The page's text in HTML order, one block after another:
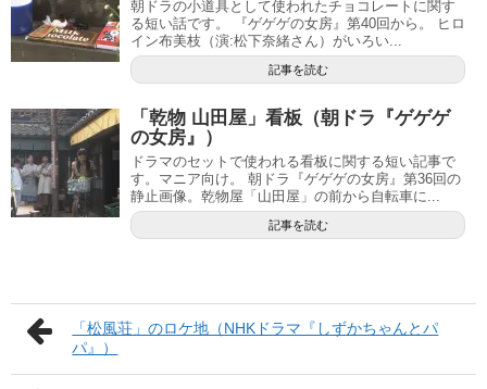
朝ドラの小道具として使われたチョコレートに関す
る短い話です。 『ゲゲゲの女房』第40回から。 ヒロ
イン布美枝（演:松下奈緒さん）がいろい...
記事を読む
「乾物 山田屋」看板（朝ドラ『ゲゲゲ
の女房』）
ドラマのセットで使われる看板に関する短い記事で
す。マニア向け。 朝ドラ『ゲゲゲの女房』第36回の
静止画像。乾物屋「山田屋」の前から自転車に...
記事を読む
「松風荘」のロケ地（NHKドラマ『しずかちゃんとパ
パ』）